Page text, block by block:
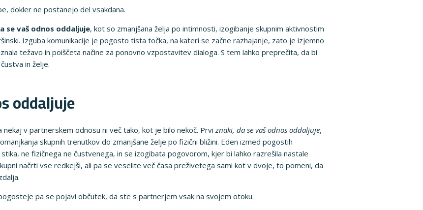
dokler ne postanejo del vsakdana.
se vaš odnos oddaljuje, kot so zmanjšana želja po intimnosti, izogibanje skupnim aktivnostim
Izguba komunikacije je pogosto tista točka, na kateri se začne razhajanje, zato je izjemno
težavo in poiščeta načine za ponovno vzpostavitev dialoga. S tem lahko preprečita, da bi
in želje.
oddaljuje
v partnerskem odnosu ni več tako, kot je bilo nekoč. Prviznaki, da se vaš odnos oddaljuje,
skupnih trenutkov do zmanjšane želje po fizični bližini. Eden izmed pogostih
ne fizičnega ne čustvenega, in se izogibata pogovorom, kjer bi lahko razrešila nastale
načrti vse redkejši, ali pa se veselite več časa preživetega sami kot v dvoje, to pomeni, da
pa se pojavi občutek, da ste s partnerjem vsak na svojem otoku.